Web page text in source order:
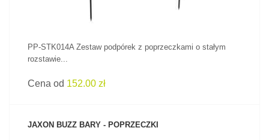
PP-STK014A Zestaw podpórek z poprzeczkami o stałym
rozstawie...
Cena od 152.00 zł
JAXON BUZZ BARY - POPRZECZKI